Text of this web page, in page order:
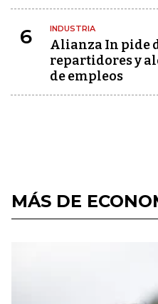
6 INDUSTRIA
Alianza In pide
repartidores y
de empleos
MÁS DE